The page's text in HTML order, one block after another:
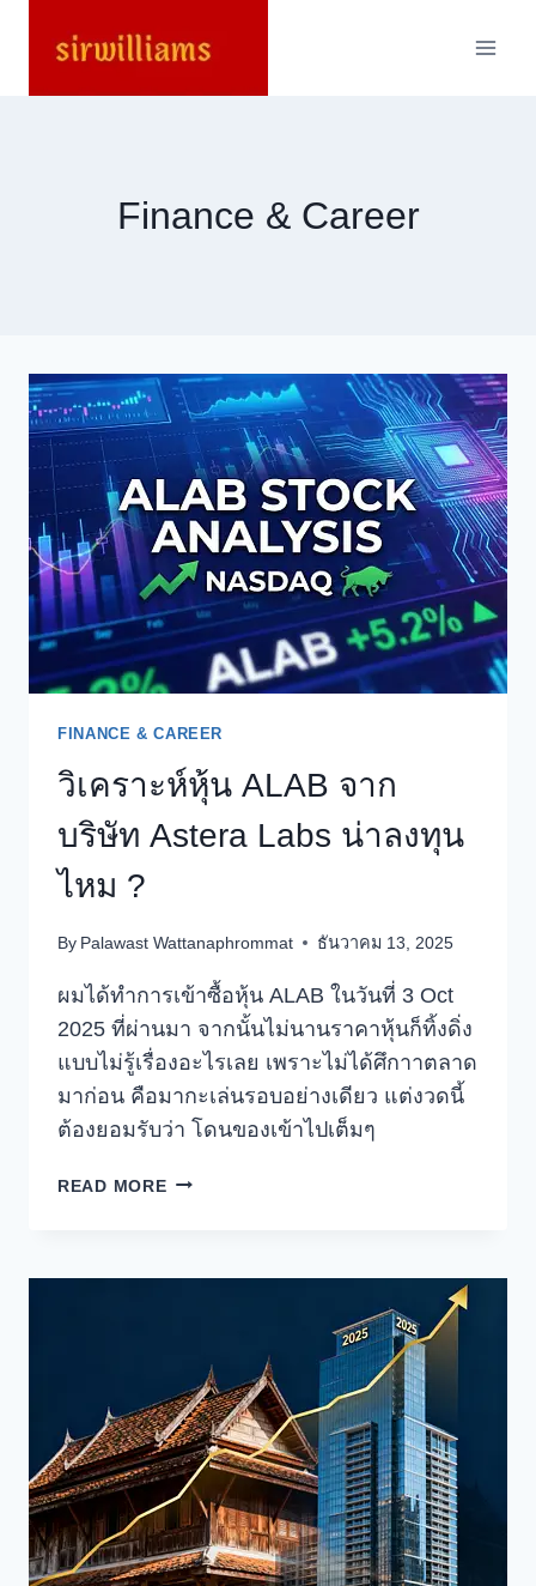
Finance & Career
FINANCE & CAREER
วิเคราะห์หุ้น ALAB จาก
บริษัท Astera Labs น่าลงทุน
ไหม ?
By Palawast Wattanaphrommat ธันวาคม 13, 2025
ผมได้ทำการเข้าซื้อหุ้น ALAB ในวันที่ 3 Oct
2025 ที่ผ่านมา จากนั้นไม่นานราคาหุ้นก็ทิ้งดิ่ง
แบบไม่รู้เรื่องอะไรเลย เพราะไม่ได้ศึกาาตลาด
มาก่อน คือมากะเล่นรอบอย่างเดียว แต่งวดนี้
ต้องยอมรับว่า โดนของเข้าไปเต็มๆ
READ MOREวิเคราะห์
ลงทุน
ไหม
?